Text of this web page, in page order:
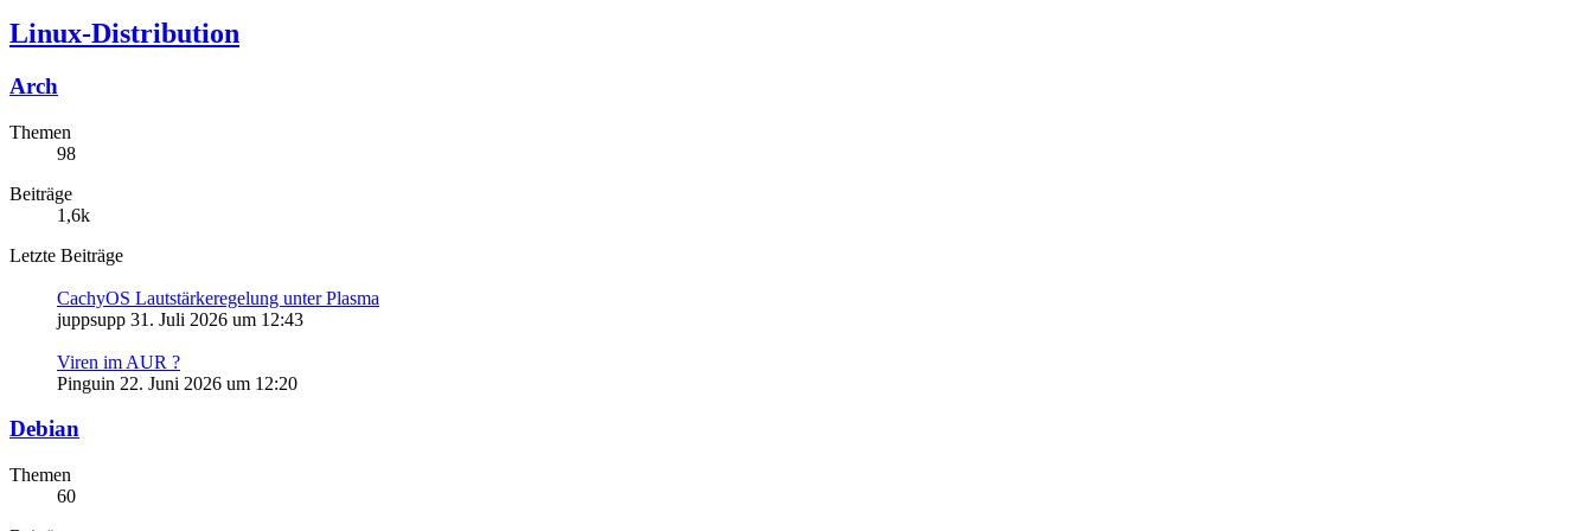
Linux-Distribution
Arch
Themen
98
Beiträge
1,6k
Letzte Beiträge
CachyOS Lautstärkeregelung unter Plasma
juppsupp 31. Juli 2026 um 12:43
Viren im AUR ?
Pinguin 22. Juni 2026 um 12:20
Debian
Themen
60